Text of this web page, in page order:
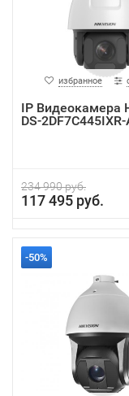
избранное
IP Видеокамера
DS-
234 990 руб.
117 495 руб.
-50%